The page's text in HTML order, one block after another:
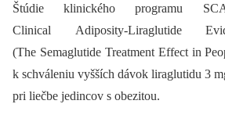
Štúdie klinického programu
Clinical Adiposity-Liraglutide
(The Semaglutide Treatment Effect in
k schváleniu vyšších dávok liraglutidu 3
pri liečbe jedincov s obezitou.